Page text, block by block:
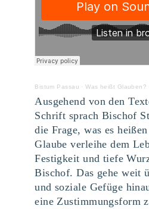
Bistum Passau ·Was heißt Glauben? –
Ausgehend von den
Schrift sprach Bischof
die Frage, was es
Glaube verleihe dem
Festigkeit und tiefe
Bischof. Das gehe weit
und soziale Gefüge
eine Zustimmungsform